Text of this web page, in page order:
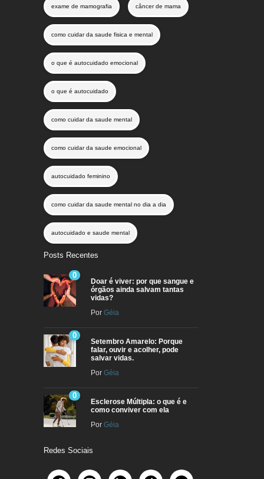
exame de mamografia câncer de mama
como cuidar da saude fisica e mental
o que é autocuidado emocional
o que é autocuidado
como cuidar da saude mental
como cuidar da saude emocional
autocuidado feminino
como cuidar da saude mental no dia a dia
autocuidado e saude mental
Posts Recentes
0
Doar é viver: por que sangue e
órgãos ainda salvam tantas
vidas?
Por Géia
0
Setembro Amarelo: Porque
falar, ouvir e acolher, pode
salvar vidas.
Por Géia
0
Esclerose Múltipla: o que é e
como conviver com ela
Por Géia
Redes Sociais